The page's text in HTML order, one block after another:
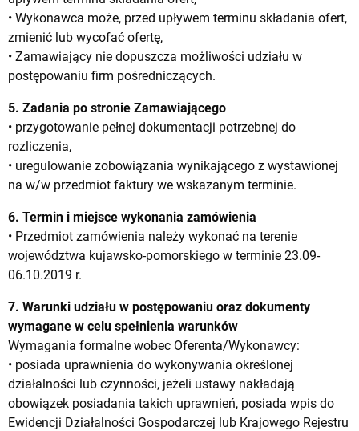
• Wykonawca może, przed upływem terminu składania ofert,
zmienić lub wycofać ofertę,
• Zamawiający nie dopuszcza możliwości udziału w
postępowaniu firm pośredniczących.
5. Zadania po stronie Zamawiającego
• przygotowanie pełnej dokumentacji potrzebnej do
rozliczenia,
• uregulowanie zobowiązania wynikającego z wystawionej
na w/w przedmiot faktury we wskazanym terminie.
6. Termin i miejsce wykonania zamówienia
• Przedmiot zamówienia należy wykonać na terenie
województwa kujawsko-pomorskiego w terminie 23.09-
06.10.2019 r.
7. Warunki udziału w postępowaniu oraz dokumenty
wymagane w celu spełnienia warunków
Wymagania formalne wobec Oferenta/Wykonawcy:
• posiada uprawnienia do wykonywania określonej
działalności lub czynności, jeżeli ustawy nakładają
obowiązek posiadania takich uprawnień, posiada wpis do
Ewidencji Działalności Gospodarczej lub Krajowego Rejestru